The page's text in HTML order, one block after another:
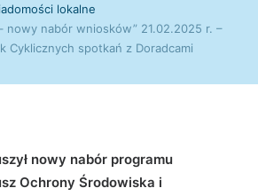
lokalne
nowy nabór wniosków” 21.02.2025 r. –
Cyklicznych spotkań z Doradcami
nowy nabór programu
Ochrony Środowiska i